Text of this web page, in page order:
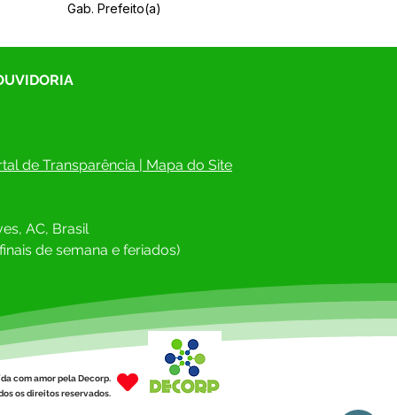
Gab. Prefeito(a)
de Transparência | Mapa do Site
AC, Brasil
de semana e feriados)
com amor pela Decorp.
os direitos reservados.